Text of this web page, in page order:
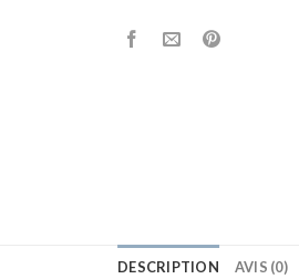
DESCRIPTION AVIS (0)